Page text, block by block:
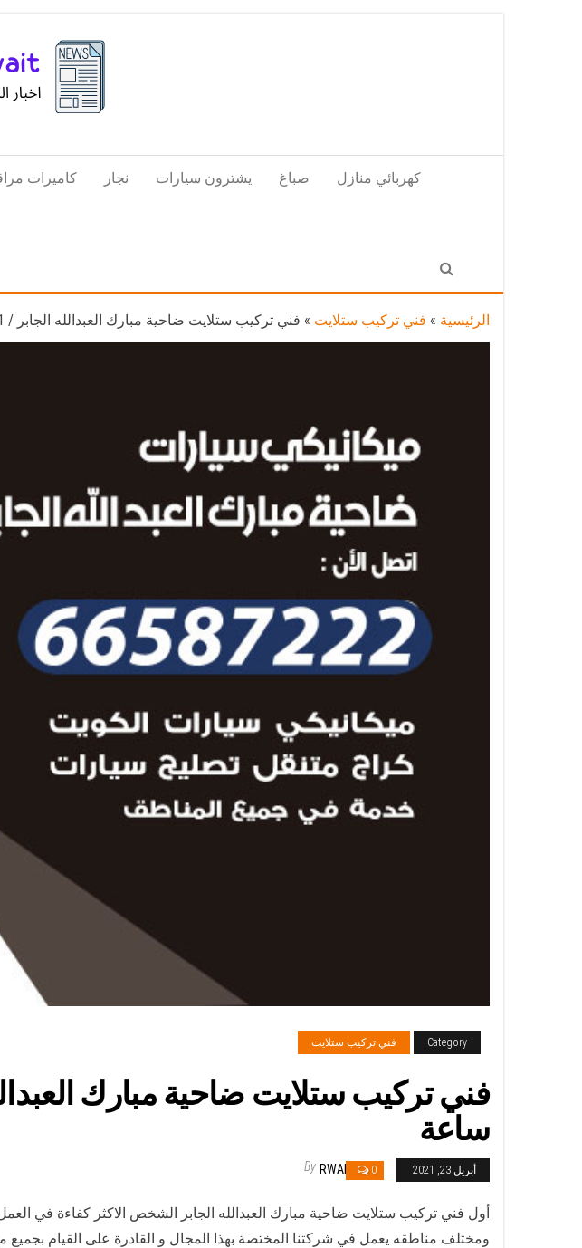
كاميرات نجار يشترون سيارات صباغ كهربائي منازل
الرئيسية » فني تركيب ستلايت » فني تركيب ستلايت ضاحية مبارك العبدالله الجابر / 65651441 / فني ستلايت 24 ساعة
Category فني تركيب ستلايت
ساعة
أبريل 23, 2021 0
By RWAN
أول فني تركيب ستلايت ضاحية مبارك العبدالله الجابر الشخص الاكثر كفاءة في
ومختلف مناطقه يعمل في شركتنا المختصة بهذا المجال و القادرة على القيام بجميع